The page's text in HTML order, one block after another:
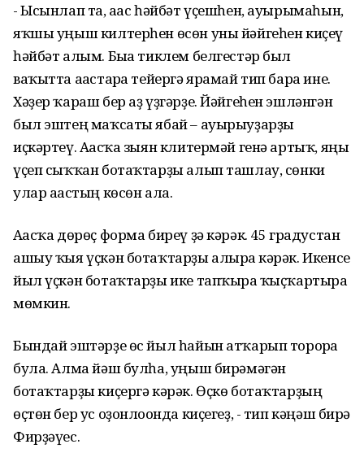
- Ысынлап та, ағас һәйбәт үҫешһен, ауырымаһын,
яҡшы уңыш килтерһен өсөн уны йәйгеһен киҫеү
һәйбәт алым. Быға тиклем белгестәр был
ваҡытта ағастарға тейергә ярамай тип бара ине.
Хәҙер ҡараш бер аҙ үҙгәрҙе. Йәйгеһен эшләнгән
был эштең маҡсаты ябай – ауырыуҙарҙы
иҫкәртеү. Ағасҡа зыян клитермәй генә артыҡ, яңы
үҫеп сыҡҡан ботаҡтарҙы алып ташлау, сөнки
улар ағастың көсөн ала.
Ағасҡа дөрөҫ форма биреү ҙә кәрәк. 45 градустан
ашыу ҡыя үҫкән ботаҡтарҙы алырға кәрәк. Икенсе
йыл үҫкән ботаҡтарҙы ике тапҡырға ҡыҫҡартырға
мөмкин.
Бындай эштәрҙе өс йыл һайын атҡарып торорға
була. Алма йәш булһа, уңыш бирәмәгән
ботаҡтарҙы киҫергә кәрәк. Өҫкө ботаҡтарҙың
өҫтөн бер ус оҙонлоғонда киҫегеҙ, - тип кәңәш бирә
Фирҙәүес.